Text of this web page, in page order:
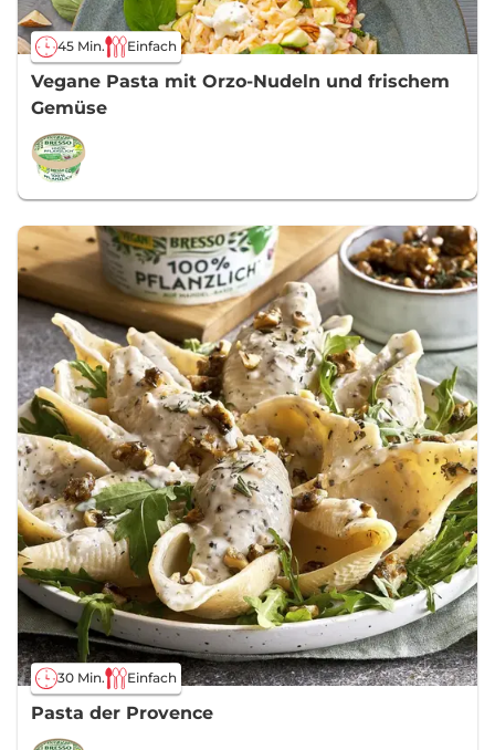
45 Min. Einfach
Vegane Pasta mit Orzo-Nudeln und frischem
Gemüse
30 Min. Einfach
Pasta der Provence